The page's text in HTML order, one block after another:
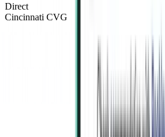
Direct
Cincinnati CVG